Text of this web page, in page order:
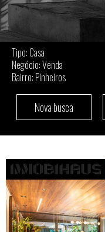
Tipo: Casa
Negócio: Venda
Bairro: Pinheiros
Nova busca